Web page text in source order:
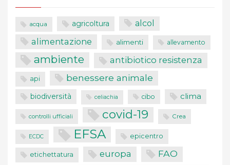
acqua agricoltura alcol
alimentazione alimenti allevamento
ambiente antibiotico resistenza
api benessere animale
biodiversità celiachia cibo clima
controlli ufficiali covid-19 Crea
ECDC EFSA epicentro
etichettatura europa FAO